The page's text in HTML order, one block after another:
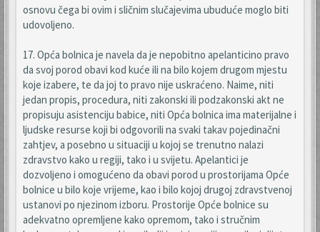
osnovu čega bi ovim i sličnim slučajevima ubuduće moglo biti
udovoljeno.
17. Opća bolnica je navela da je nepobitno apelanticino pravo
da svoj porod obavi kod kuće ili na bilo kojem drugom mjestu
koje izabere, te da joj to pravo nije uskraćeno. Naime, niti
jedan propis, procedura, niti zakonski ili podzakonski akt ne
propisuju asistenciju babice, niti Opća bolnica ima materijalne i
ljudske resurse koji bi odgovorili na svaki takav pojedinačni
zahtjev, a posebno u situaciji u kojoj se trenutno nalazi
zdravstvo kako u regiji, tako i u svijetu. Apelantici je
dozvoljeno i omogućeno da obavi porod u prostorijama Opće
bolnice u bilo koje vrijeme, kao i bilo kojoj drugoj zdravstvenoj
ustanovi po njezinom izboru. Prostorije Opće bolnice su
adekvatno opremljene kako opremom, tako i stručnim